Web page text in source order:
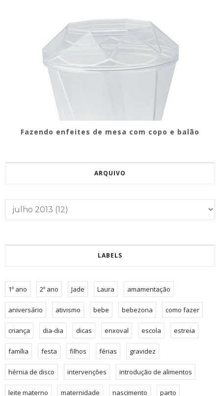
Fazendo enfeites de mesa com copo e balão
ARQUIVO
LABELS
1º ano 2º ano Jade Laura amamentação
aniversário ativismo bebe bebezona como fazer
criança dia-dia dicas enxoval escola estreia
família festa filhos férias gravidez
hérnia de disco intervenções introdução de alimentos
leite materno maternidade nascimento parto